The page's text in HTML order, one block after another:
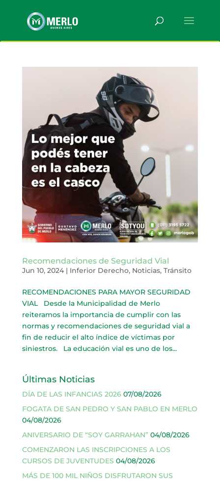
Recomendaciones de Seguridad Vial
Jun 10, 2024| Inferior Derecho, Noticias, Tránsito
RECOMENDACIONES PARA MAYOR SEGURIDAD
VIAL Desde la Municipalidad de Merlo
reiteramos la importancia de cumplir con las
normas y recomendaciones de seguridad vial a
fin de reducir el alto índice de víctimas por
siniestros. La educación vial es uno de los...
Últimas Noticias
DÍA DE LAS INFANCIAS 2026 07/08/2026
FOGATA DE SAN PEDRO Y SAN PABLO EN MERLO
04/08/2026
ANIVERSARIO DE “SOY GARRAHAN” 04/08/2026
COMENZARON LAS INSCRIPCIONES A LOS
CURSOS DE JUVENTUDES 04/08/2026
MÁS DE 100 MIL NIÑOS DISFRUTARON SUS